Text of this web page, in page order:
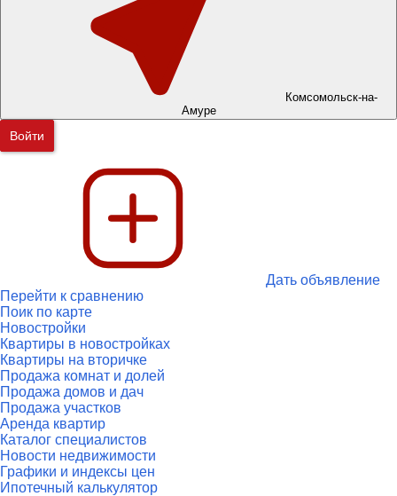
Комсомольск-на-
Амуре
Войти
Дать объявление
Перейти к сравнению
Поик по карте
Новостройки
Квартиры в новостройках
Квартиры на вторичке
Продажа комнат и долей
Продажа домов и дач
Продажа участков
Аренда квартир
Каталог специалистов
Новости недвижимости
Графики и индексы цен
Ипотечный калькулятор